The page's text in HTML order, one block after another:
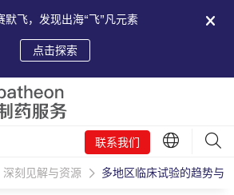
默飞，发现出海“飞”凡元素
点击探索
联系我们
深刻见解与资源 多地区临床试验的趋势与